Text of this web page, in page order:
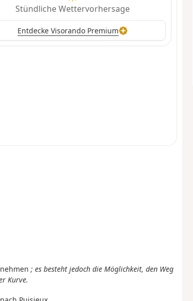
Stündliche Wettervorhersage
Entdecke Visorando Premium
; es besteht jedoch die Möglichkeit, den Weg
Kurve.